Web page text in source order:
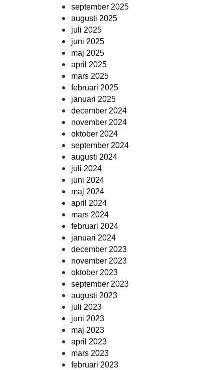
september 2025
augusti 2025
juli 2025
juni 2025
maj 2025
april 2025
mars 2025
februari 2025
januari 2025
december 2024
november 2024
oktober 2024
september 2024
augusti 2024
juli 2024
juni 2024
maj 2024
april 2024
mars 2024
februari 2024
januari 2024
december 2023
november 2023
oktober 2023
september 2023
augusti 2023
juli 2023
juni 2023
maj 2023
april 2023
mars 2023
februari 2023